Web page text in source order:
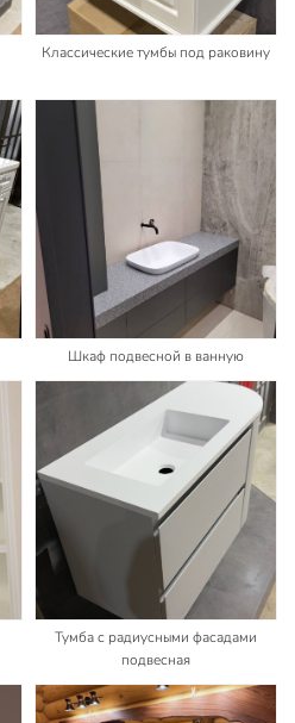
Классические тумбы под раковину
Шкаф подвесной в ванную
Тумба с радиусными фасадами
подвесная